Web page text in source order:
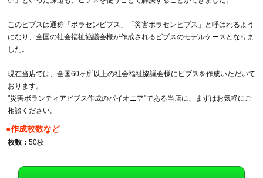
このビブスは通称「ボラセンビブス」「災害ボラセンビブス」と呼ばれるよう
になり、全国の社会福祉協議会様が作成されるビブスのモデルケースとなりま
した。
現在当店では、全国60ヶ所以上の社会福祉協議会様にビブスを作成いただいて
おります。
"災害ボランティアビブス作成のパイオニア"である当店に、まずはお気軽にご
相談ください。
●作成枚数など
枚数： 50枚